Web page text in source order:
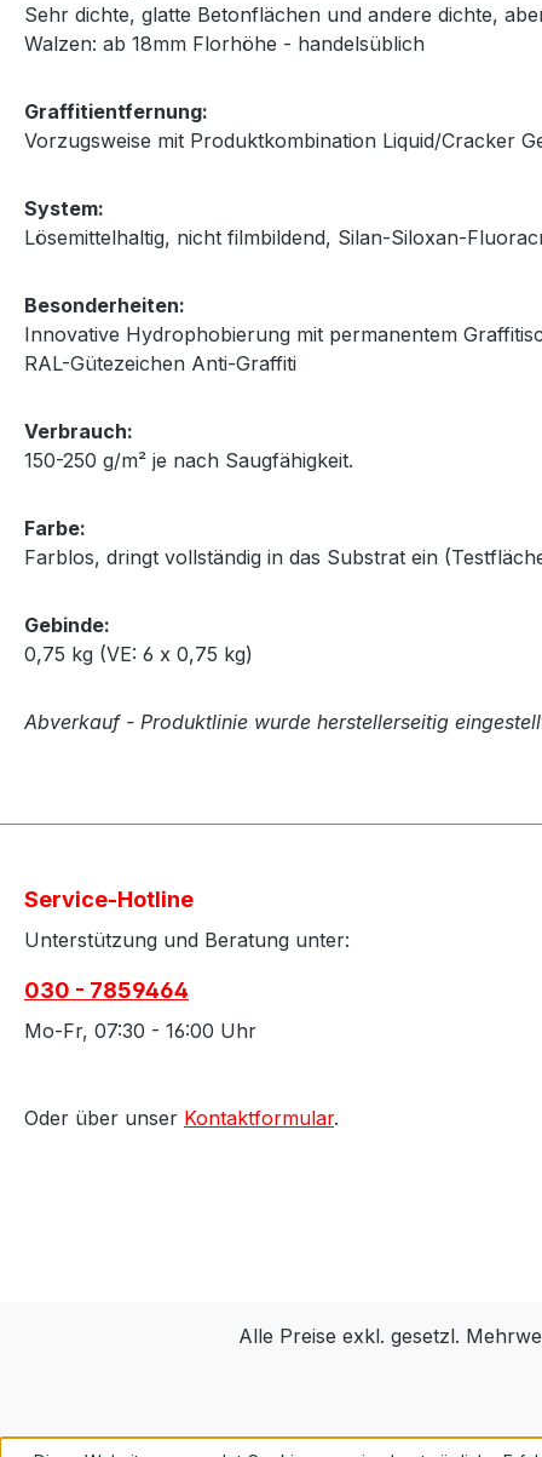
Sehr dichte, glatte Betonflächen und andere dichte,
Walzen: ab 18mm Florhöhe - handelsüblich
Graffitientfernung:
Vorzugsweise mit Produktkombination Liquid/Cracker
System:
Lösemittelhaltig, nicht filmbildend, Silan-Siloxan-
Besonderheiten:
Innovative Hydrophobierung mit permanentem
RAL-Gütezeichen Anti-Graffiti
Verbrauch:
150-250 g/m² je nach Saugfähigkeit.
Farbe:
Farblos, dringt vollständig in das Substrat ein
Gebinde:
0,75 kg (VE: 6 x 0,75 kg)
Abverkauf - Produktlinie wurde herstellerseitig
Service-Hotline
Unterstützung und Beratung unter:
030 - 7859464
Mo-Fr, 07:30 - 16:00 Uhr
Oder über unser Kontaktformular.
Alle Preise exkl. gesetzl.